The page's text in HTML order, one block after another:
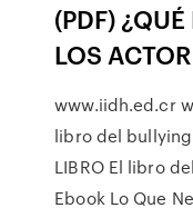
(PDF)
LOS
www.iidh.ed.cr
libro del bullying
LIBRO El libro
Ebook Lo Que